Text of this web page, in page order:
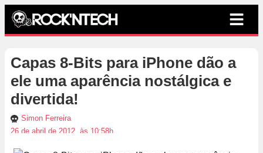
Capas 8-Bits para iPhone dão a
ele uma aparência nostálgica e
divertida!
Simon Ferreira
26 de abril de 2012, às 10:58h